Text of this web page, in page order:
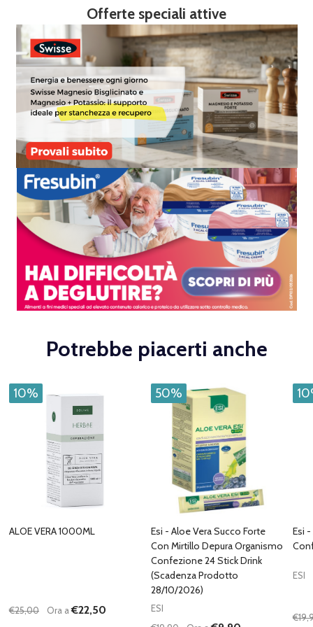
Offerte speciali attive
Potrebbe piacerti anche
10%
ALOE VERA 1000ML
€25,00 Ora a€22,50
50%
Esi - Aloe Vera Succo Forte
Con Mirtillo Depura Organismo
Confezione 24 Stick Drink
(Scadenza Prodotto
28/10/2026)
ESI
Esi
ESI